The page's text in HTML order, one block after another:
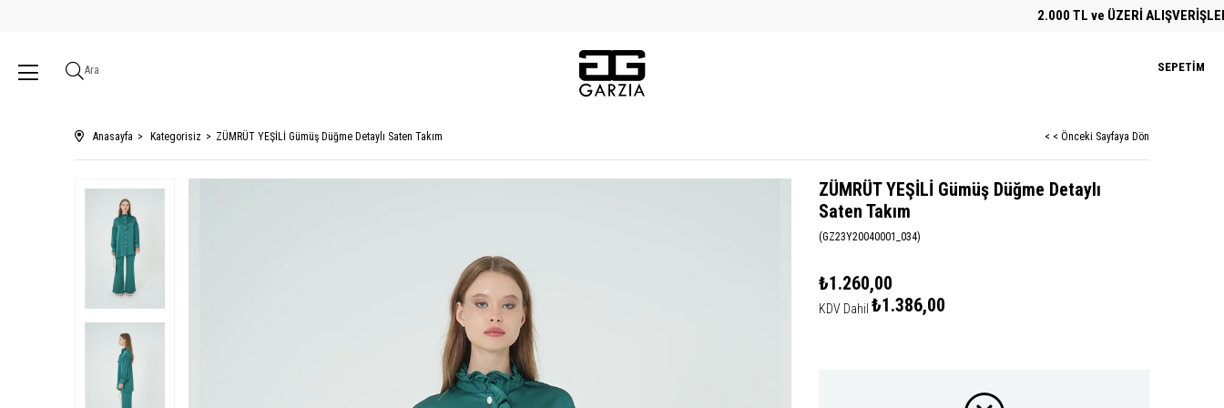
2.000 TL ve ÜZERİ ALIŞVERİŞLERDE
Ara SEPETIM
Anasayfa Kategorisiz ZÜMRÜT YEŞİLİ Gümüş Düğme Detaylı Saten Takım < < Önceki Sayfaya Dön
ZÜMRÜT YEŞİLİ Gümüş Düğme Detaylı
Saten Takım
(GZ23Y20040001_034)
₺1.260,00
KDV Dahil ₺1.386,00